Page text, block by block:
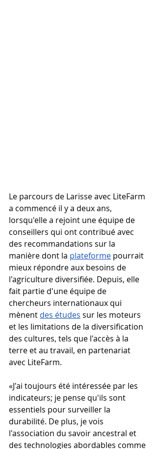
Le parcours de Larisse avec LiteFarm
a commencé il y a deux ans,
lorsqu'elle a rejoint une équipe de
conseillers qui ont contribué avec
des recommandations sur la
manière dont la plateforme pourrait
mieux répondre aux besoins de
l'agriculture diversifiée. Depuis, elle
fait partie d'une équipe de
chercheurs internationaux qui
mènent des études sur les moteurs
et les limitations de la diversification
des cultures, tels que l'accès à la
terre et au travail, en partenariat
avec LiteFarm.
«J'ai toujours été intéressée par les
indicateurs; je pense qu'ils sont
essentiels pour surveiller la
durabilité. De plus, je vois
l'association du savoir ancestral et
des technologies abordables comme